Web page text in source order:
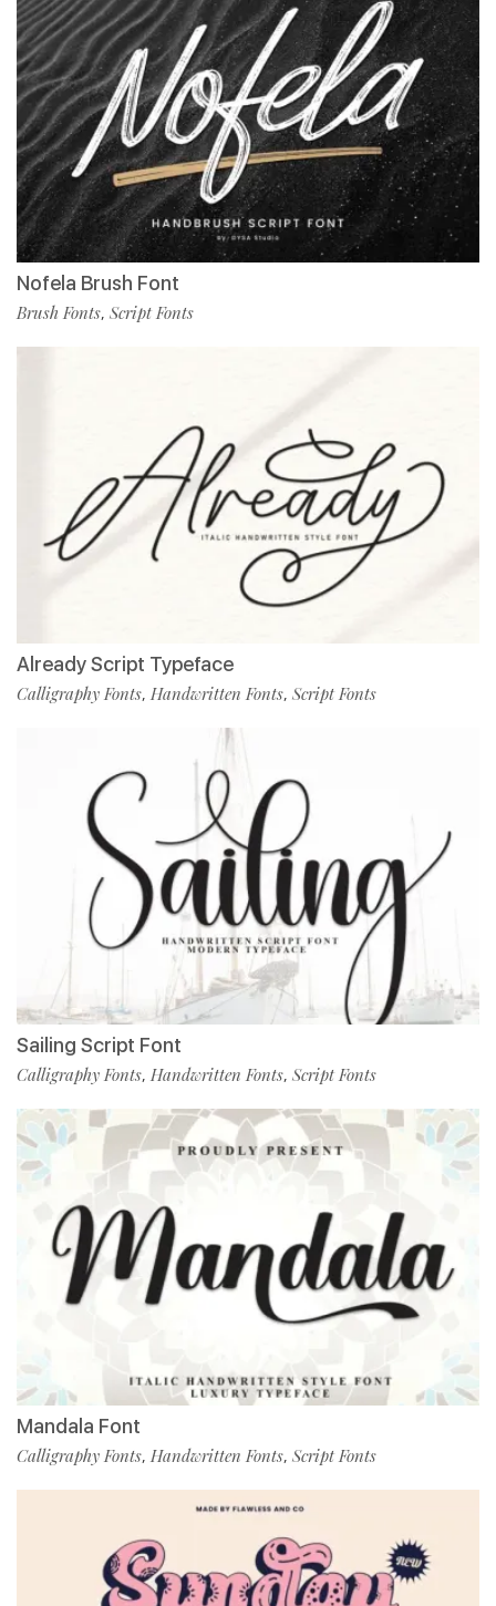
Nofela Brush Font
Brush Fonts, Script Fonts
Already Script Typeface
Calligraphy Fonts, Handwritten Fonts, Script Fonts
Sailing Script Font
Calligraphy Fonts, Handwritten Fonts, Script Fonts
Mandala Font
Calligraphy Fonts, Handwritten Fonts, Script Fonts